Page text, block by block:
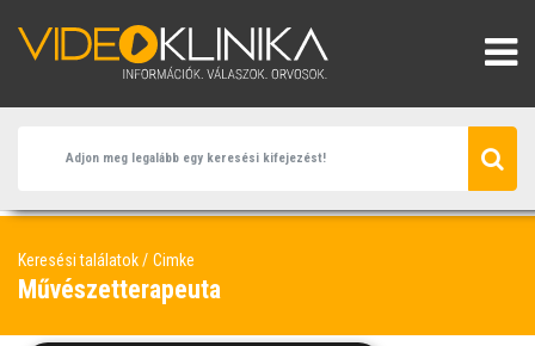
Keresési találatok Cimke
Művészetterapeuta